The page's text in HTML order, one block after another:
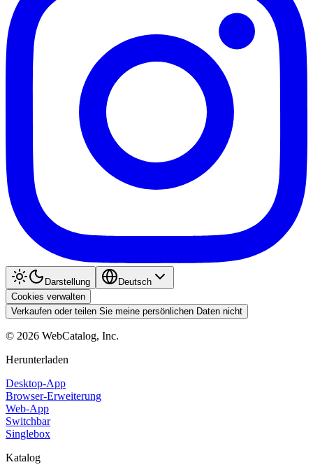
Darstellung
Deutsch
Cookies verwalten
Verkaufen oder teilen Sie meine persönlichen Daten nicht
© 2026 WebCatalog, Inc.
Herunterladen
Desktop-App
Browser-Erweiterung
Web-App
Switchbar
Singlebox
Katalog